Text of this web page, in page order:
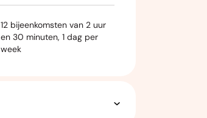
12 bijeenkomsten van 2 uur
en 30 minuten, 1 dag per
week